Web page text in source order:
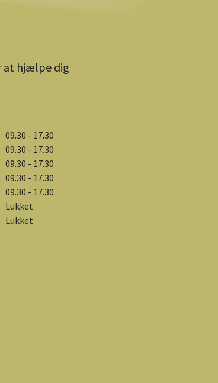
at hjælpe dig
09.30 - 17.30
09.30 - 17.30
09.30 - 17.30
09.30 - 17.30
09.30 - 17.30
Lukket
Lukket